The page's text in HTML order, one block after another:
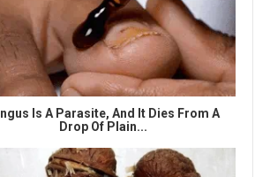
Is A Parasite, And It Dies From A
Drop Of Plain...